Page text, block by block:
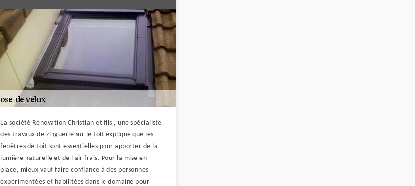
La société Rénovation Christian et fils , une spécialiste
des travaux de zinguerie sur le toit explique que les
fenêtres de toit sont essentielles pour apporter de la
lumière naturelle et de l'air frais. Pour la mise en
place, mieux vaut faire confiance à des personnes
expérimentées et habilitées dans le domaine pour